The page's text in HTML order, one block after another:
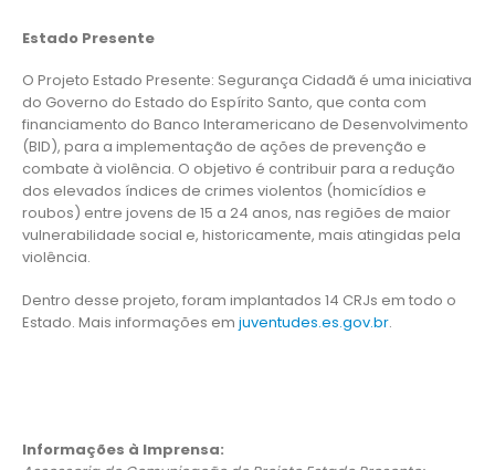
Estado Presente
O Projeto Estado Presente: Segurança Cidadã é uma iniciativa
do Governo do Estado do Espírito Santo, que conta com
financiamento do Banco Interamericano de Desenvolvimento
(BID), para a implementação de ações de prevenção e
combate à violência. O objetivo é contribuir para a redução
dos elevados índices de crimes violentos (homicídios e
roubos) entre jovens de 15 a 24 anos, nas regiões de maior
vulnerabilidade social e, historicamente, mais atingidas pela
violência.
Dentro desse projeto, foram implantados 14 CRJs em todo o
Estado. Mais informações em juventudes.es.gov.br.
Informações à Imprensa: